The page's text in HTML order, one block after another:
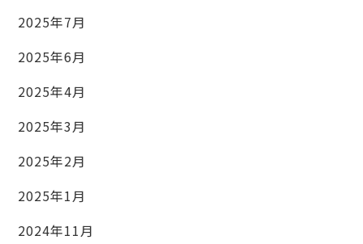
2025年7月
2025年6月
2025年4月
2025年3月
2025年2月
2025年1月
2024年11月